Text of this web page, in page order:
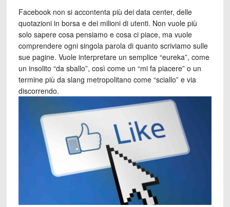
Facebook non si accontenta più dei data center, delle
quotazioni in borsa e dei milioni di utenti. Non vuole più
solo sapere cosa pensiamo e cosa ci piace, ma vuole
comprendere ogni singola parola di quanto scriviamo sulle
sue pagine. Vuole interpretare un semplice “eureka”, come
un insolito “da sballo”, così come un “mi fa piacere” o un
termine più da slang metropolitano come “sciallo” e via
discorrendo.